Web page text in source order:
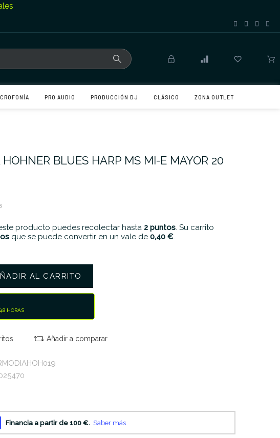
PRO AUDIO PRODUCCIÓN DJ CLÁSICO ZONA OUTLET
BLUES HARP MS MI-E MAYOR 20
producto puedes recolectar hasta 2 puntos. Su carrito
que se puede convertir en un vale de 0,40 €.
AL CARRITO
HORAS
Añadir a comparar